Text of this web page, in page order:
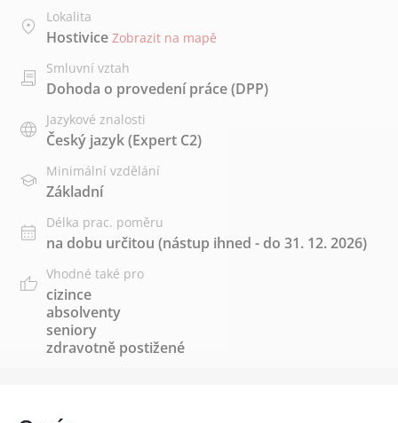
Lokalita
Hostivice Zobrazit na mapě
Smluvní vztah
Dohoda o provedení práce (DPP)
Jazykové znalosti
Český jazyk(Expert C2)
Minimální vzdělání
Základní
Délka prac. poměru
na dobu určitou (nástup ihned - do 31. 12. 2026)
Vhodné také pro
cizince
absolventy
seniory
zdravotně postižené